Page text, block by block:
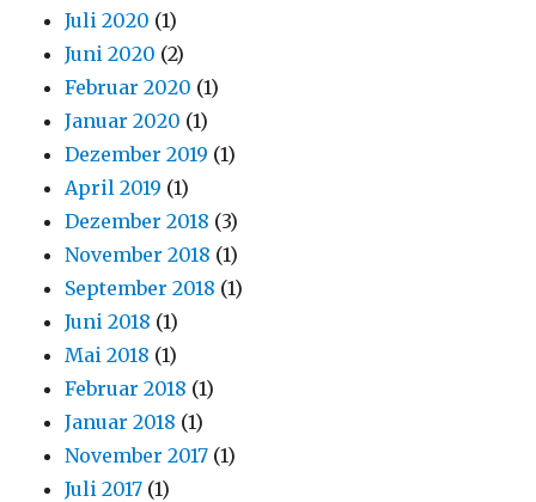
Juli 2020 (1)
Juni 2020 (2)
Februar 2020 (1)
Januar 2020 (1)
Dezember 2019 (1)
April 2019 (1)
Dezember 2018 (3)
November 2018 (1)
September 2018 (1)
Juni 2018 (1)
Mai 2018 (1)
Februar 2018 (1)
Januar 2018 (1)
November 2017 (1)
Juli 2017 (1)